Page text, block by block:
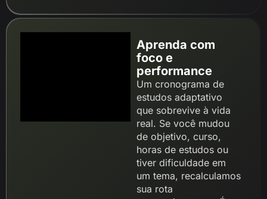
Aprenda com
foco e
performance
Um cronograma de
estudos adaptativo
que sobrevive à vida
real. Se você mudou
de objetivo, curso,
horas de estudos ou
tiver dificuldade em
um tema, recalculamos
sua rota